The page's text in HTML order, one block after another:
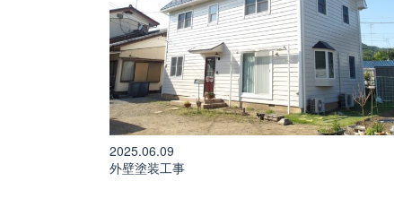
2025.06.09
外壁塗装工事